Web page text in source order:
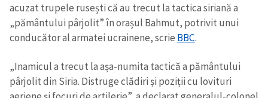
acuzat trupele rusești că au trecut la tactica siriană a
„pământului pârjolit” în orașul Bahmut, potrivit unui
conducător al armatei ucrainene, scrie BBC.
„Inamicul a trecut la așa-numita tactică a pământului
pârjolit din Siria. Distruge clădiri și poziții cu lovituri